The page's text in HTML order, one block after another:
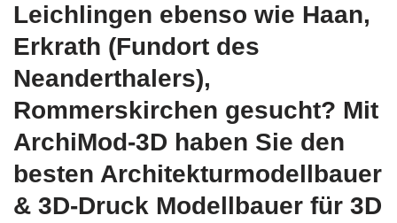
Leichlingen ebenso wie Haan,
Erkrath (Fundort des
Neanderthalers),
Rommerskirchen gesucht? Mit
ArchiMod-3D haben Sie den
besten Architekturmodellbauer
& 3D-Druck Modellbauer für 3D